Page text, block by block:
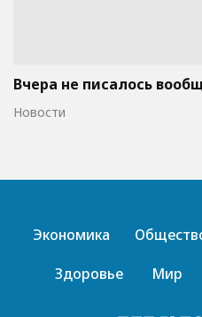
Вчера не писалось
Новости
Экономика
Здоровье
Мир